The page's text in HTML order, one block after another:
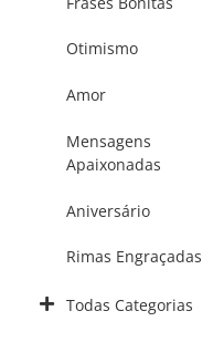
Otimismo
Amor
Mensagens
Apaixonadas
Aniversário
Rimas Engraçadas
Todas Categorias